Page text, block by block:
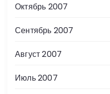
Октябрь 2007
Сентябрь 2007
Август 2007
Июль 2007